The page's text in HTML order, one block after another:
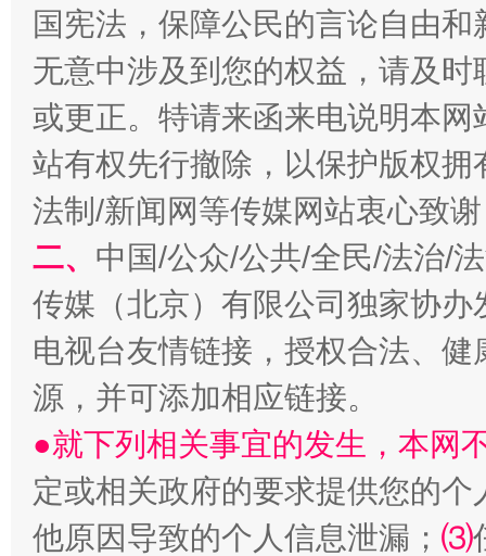
受贿1.44亿！段成刚被判无期 从幼
国宪法，保障公民的言论自由
无意中涉及到您的权益，请及
或更正。特请来函来电说明本
站有权先行撤除，以保护版权
法制/新闻网等传媒网站衷心致
二、 中国/公众/公共/全民/法治/
传媒（北京）有限公司独家协
电视台友情链接，授权合法、
源，并可添加相应链接。
●就下列相关事宜的发生，本网
定或相关政府的要求提供您的个
他原因导致的个人信息泄漏； ⑶